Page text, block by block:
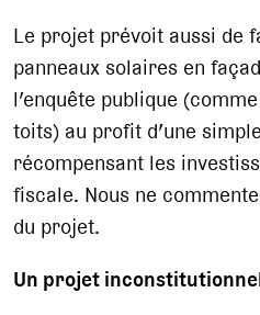
Le projet prévoit aussi de
panneaux solaires en
l’enquête publique
toits) au profit d’une
récompensant les
fiscale. Nous ne
du projet.
Un projet